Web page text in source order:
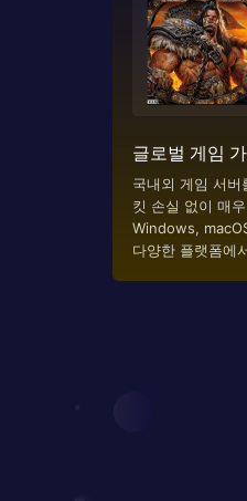
글로벌 게임
국내외 게임 서버
킷 손실 없이 매
Windows,
다양한 플랫폼에